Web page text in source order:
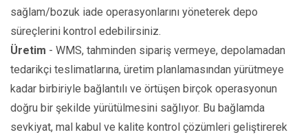
sağlam/bozuk iade operasyonlarını yöneterek depo
süreçlerini kontrol edebilirsiniz.
Üretim - WMS, tahminden sipariş vermeye, depolamadan
tedarikçi teslimatlarına, üretim planlamasından yürütmeye
kadar birbiriyle bağlantılı ve örtüşen birçok operasyonun
doğru bir şekilde yürütülmesini sağlıyor. Bu bağlamda
sevkiyat, mal kabul ve kalite kontrol çözümleri geliştirerek